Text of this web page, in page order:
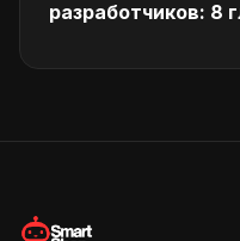
разработчиков: 8